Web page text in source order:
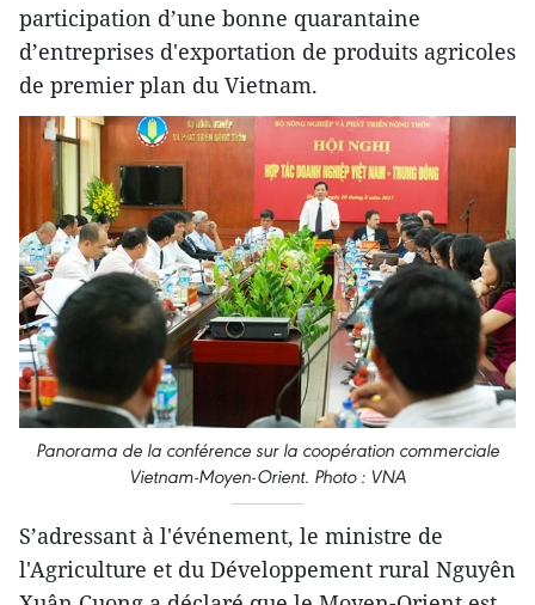
participation d’une bonne quarantaine
d’entreprises d'exportation de produits agricoles
de premier plan du Vietnam.
Panorama de la conférence sur la coopération commerciale
Vietnam-Moyen-Orient. Photo : VNA
S’adressant à l'événement, le ministre de
l'Agriculture et du Développement rural Nguyên